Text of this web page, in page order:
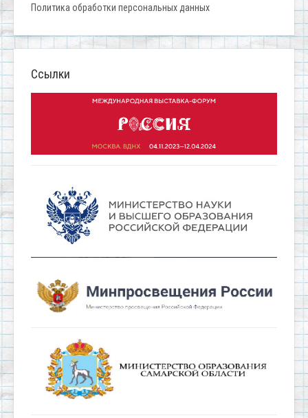
Политика обработки персональных данных
Ссылки